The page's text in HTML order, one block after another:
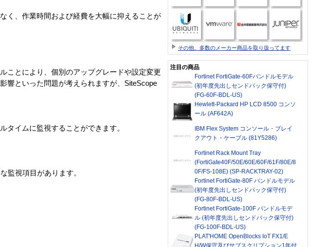
く、作業時間および経費を大幅に抑えることが
ことにより、個別のアップグレードや設定変更
響といった問題が考えられますが、SiteScope
イムに監視することができます。
監視項目があります。
その他、多数のメーカー商品を取り扱ってます
注目の商品
Fortinet FortiGate-60Fバンドルモデル
(初年度先出しセンドバック保守付)
(FG-60F-BDL-US)
Hewlett-Packard HP LCD 8500 コンソ
ール (AF642A)
IBM Flex System コンソール・ブレイ
クアウト・ケーブル (81Y5286)
Fortinet Rack Mount Tray
(FortiGate40F/50E/60E/60F/61F/80E/8
0F/FS-108E) (SP-RACKTRAY-02)
Fortinet FortiGate-80F バンドルモデル
(初年度先出しセンドバック保守付)
(FG-80F-BDL-US)
Fortinet FortiGate-100F バンドルモデ
ル (初年度先出しセンドバック保守付)
(FG-100F-BDL-US)
PLAT'HOME OpenBlocks IoT FX1/E
H/W保守及びサブスクリプション1年付